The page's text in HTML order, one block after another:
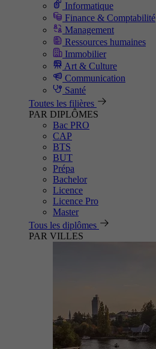
Informatique
Finance & Comptabilité
Management
Ressources humaines
Immobilier
Art & Culture
Communication
Santé
Toutes les filières
PAR DIPLÔMES
Bac PRO
CAP
BTS
BUT
Prépa
Bachelor
Licence
Licence Pro
Master
Tous les diplômes
PAR VILLES